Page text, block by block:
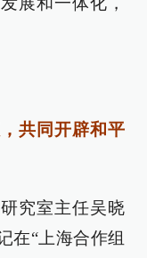
共同开辟和平
究室主任吴晓
在“上海合作组